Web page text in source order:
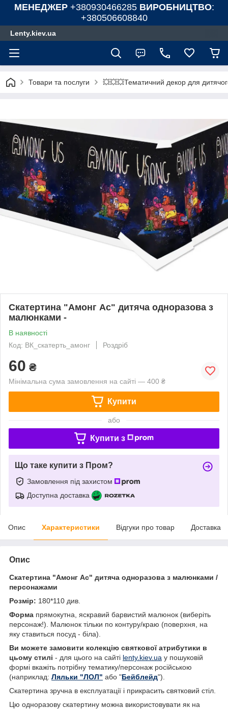
МЕНЕДЖЕР +380930466285 ВИРОБНИЦТВО:
+380506608840
Lenty.kiev.ua
Товари та послуги 💥💥💥Тематичний декор для
Скатертина "Амонг Ас" дитяча одноразова з
малюнками -
В наявності
Код: ВК_скатерть_амонг
Роздріб
60 ₴
Мінімальна сума замовлення на сайті — 400 ₴
Купити
або
Купити з
Що таке купити з Пром?
Замовлення під захистом
Доступна доставка
Опис Характеристики Відгуки про товар Доставка
Опис
Скатертина "Амонг Ас" дитяча одноразова з малюнками /
персонажами
Розмір: 180*110 див.
Форма прямокутна, яскравий барвистий малюнок (виберіть
персонаж!). Малюнок тільки по контуру/краю (поверхня, на
яку ставиться посуд - біла).
Ви можете замовити колекцію святкової атрибутики в
цьому стилі - для цього на сайті lenty.kiev.ua у пошуковій
формі вкажіть потрібну тематику/персонаж російською
(наприклад: Ляльки "ЛОЛ" або "Бейблейд").
Скатертина зручна в експлуатації і прикрасить святковий стіл.
Цю одноразову скатертину можна використовувати як на